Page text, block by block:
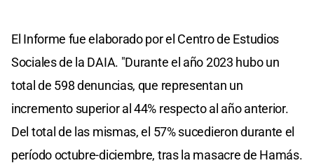
El Informe fue elaborado por el Centro de Estudios
Sociales de la DAIA. "Durante el año 2023 hubo un
total de 598 denuncias, que representan un
incremento superior al 44% respecto al año anterior.
Del total de las mismas, el 57% sucedieron durante el
período octubre-diciembre, tras la masacre de Hamás.